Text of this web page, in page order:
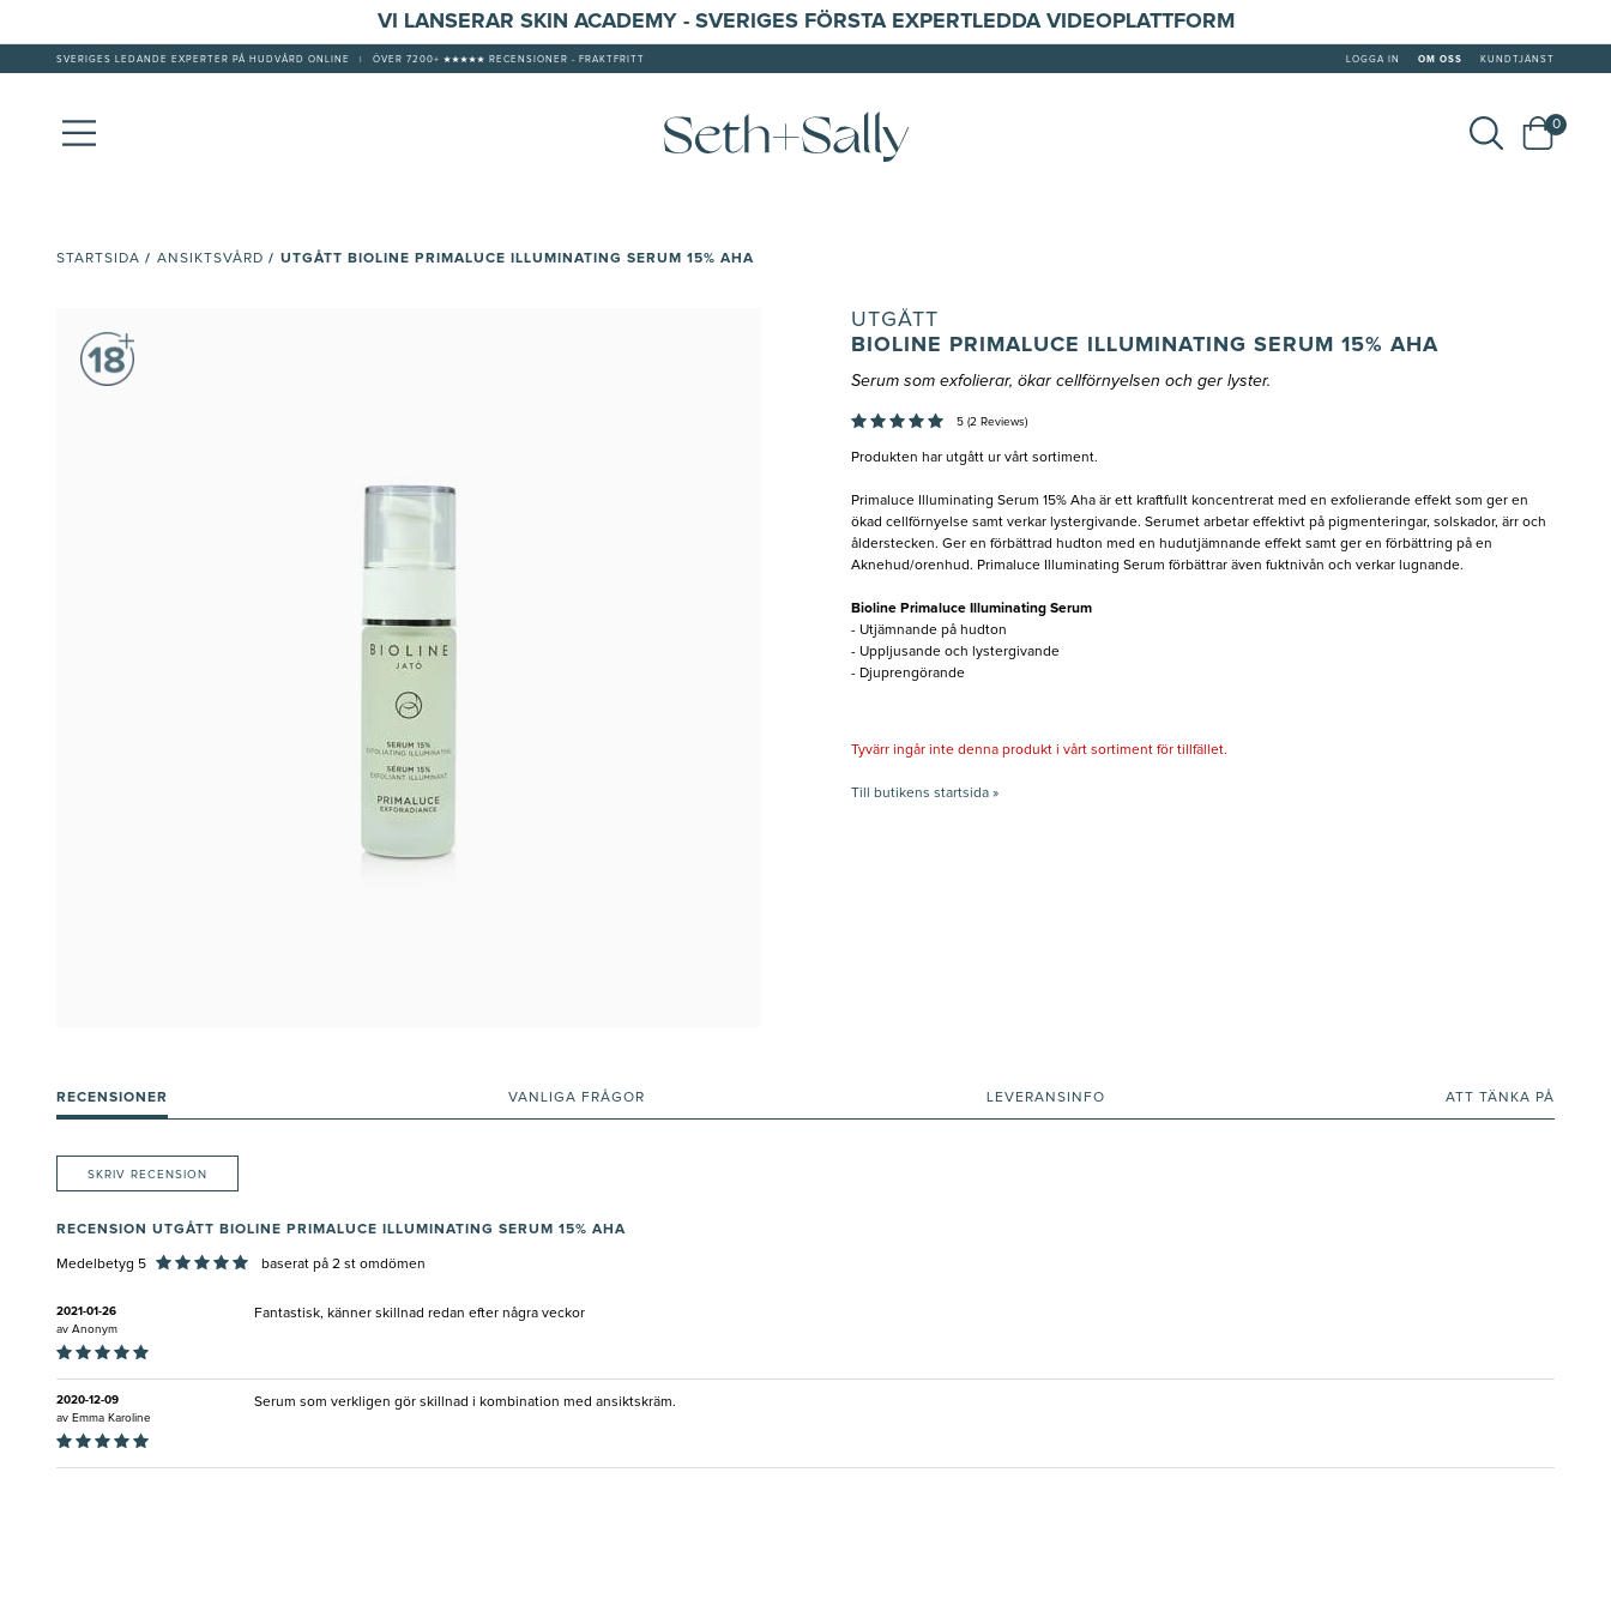
VI LANSERAR SKIN ACADEMY - SVERIGES FÖRSTA EXPERTLEDDA VIDEOPLATTFORM
SVERIGES LEDANDE EXPERTER PÅ HUDVÅRD ONLINE ÖVER 7200+ ★★★★★ RECENSIONER - FRAKTFRITT LOGGA IN OM OSS KUNDTJÄNST
0
STARTSIDA / ANSIKTSVÅRD / UTGÅTT BIOLINE PRIMALUCE ILLUMINATING SERUM 15% AHA
UTGÅTT
BIOLINE PRIMALUCE ILLUMINATING SERUM 15% AHA
Serum som exfolierar, ökar cellförnyelsen och ger lyster.
5 (2 Reviews)
Produkten har utgått ur vårt sortiment.
Primaluce Illuminating Serum 15% Aha är ett kraftfullt koncentrerat med en exfolierande effekt som ger en
ökad cellförnyelse samt verkar lystergivande. Serumet arbetar effektivt på pigmenteringar, solskador, ärr och
ålderstecken. Ger en förbättrad hudton med en hudutjämnande effekt samt ger en förbättring på en
Aknehud/orenhud. Primaluce Illuminating Serum förbättrar även fuktnivån och verkar lugnande.
Bioline Primaluce Illuminating Serum
- Utjämnande på hudton
- Uppljusande och lystergivande
- Djuprengörande
Tyvärr ingår inte denna produkt i vårt sortiment för tillfället.
Till butikens startsida »
RECENSIONER VANLIGA FRÅGOR LEVERANSINFO ATT TÄNKA PÅ
SKRIV RECENSION
RECENSION UTGÅTT BIOLINE PRIMALUCE ILLUMINATING SERUM 15% AHA
Medelbetyg 5 baserat på 2 st omdömen
2021-01-26
av Anonym
Fantastisk, känner skillnad redan efter några veckor
2020-12-09
av Emma Karoline
Serum som verkligen gör skillnad i kombination med ansiktskräm.